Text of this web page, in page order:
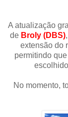
A atualização
de Broly (DBS)
extensão do
permitindo
No momento,